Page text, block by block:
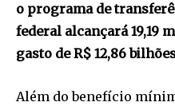
o programa de
federal alcançará 19,19
gasto de R$ 12,86
Além do benefício